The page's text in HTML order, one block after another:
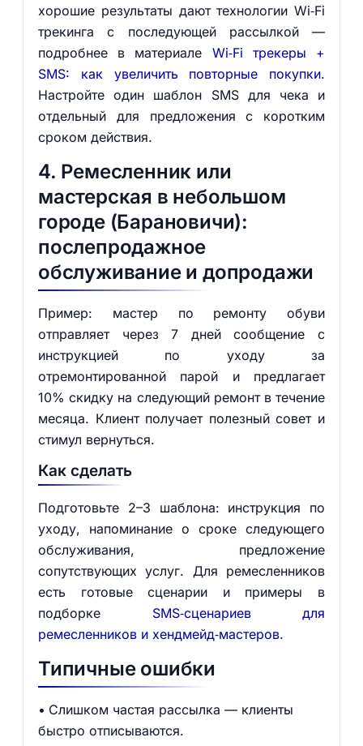
хорошие результаты дают технологии Wi‑Fi
трекинга с последующей рассылкой —
подробнее в материале Wi‑Fi трекеры +
SMS: как увеличить повторные покупки.
Настройте один шаблон SMS для чека и
отдельный для предложения с коротким
сроком действия.
4. Ремесленник или
мастерская в небольшом
городе (Барановичи):
послепродажное
обслуживание и допродажи
Пример: мастер по ремонту обуви
отправляет через 7 дней сообщение с
инструкцией по уходу за
отремонтированной парой и предлагает
10% скидку на следующий ремонт в течение
месяца. Клиент получает полезный совет и
стимул вернуться.
Как сделать
Подготовьте 2–3 шаблона: инструкция по
уходу, напоминание о сроке следующего
обслуживания, предложение
сопутствующих услуг. Для ремесленников
есть готовые сценарии и примеры в
подборке SMS‑сценариев для
ремесленников и хендмейд‑мастеров.
Типичные ошибки
Слишком частая рассылка — клиенты
быстро отписываются.